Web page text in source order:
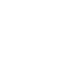
Portale einreichen